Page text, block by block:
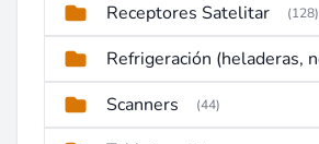
Receptores Satelitar (128)
Scanners (44)